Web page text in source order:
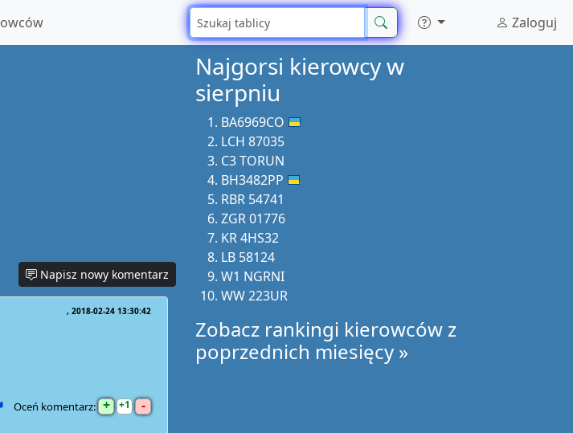
Zaloguj
Napisz nowy komentarz
2018-02-24 13:30:42
Oceń komentarz: + 1 -
Najgorsi kierowcy w
sierpniu
BA6969CO
LCH 87035
C3 TORUN
BH3482PP
RBR 54741
ZGR 01776
KR 4HS32
LB 58124
W1 NGRNI
WW 223UR
Zobacz rankingi kierowców z
poprzednich miesięcy »